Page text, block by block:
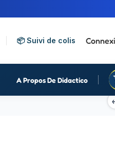
📦 Suivi de colis
A Propos De Didactico